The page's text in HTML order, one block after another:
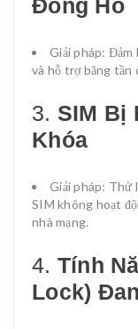
Đồng Hồ
Giải pháp: Đảm
và hỗ trợ băng tần
3. SIM Bị
Khóa
Giải pháp: Thử
SIM không hoạt
nhà mạng.
4. Tính
Lock)